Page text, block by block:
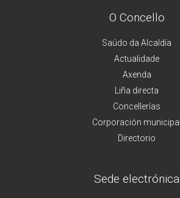
O Concello
Saúdo da Alcaldía
Actualidade
Axenda
Liña directa
Concellerías
Corporación municipal
Directorio
Sede electrónica